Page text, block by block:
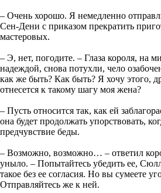
– Очень хорошо. Я немедленно
Сен-Дени с приказом прекратить
мастеровых.
– Э, нет, погодите. – Глаза короля, на
надеждой, снова потухли, чело
как же быть? Как быть? Я хочу этого,
отнесется к такому шагу моя жена?
– Пусть относится так, как ей
она будет продолжать упорствовать,
предчувствие беды.
– Возможно, возможно… – ответил
уныло. – Попытайтесь убедить ее,
такое без ее согласия. Но вы сумеете
Отправляйтесь же к ней.